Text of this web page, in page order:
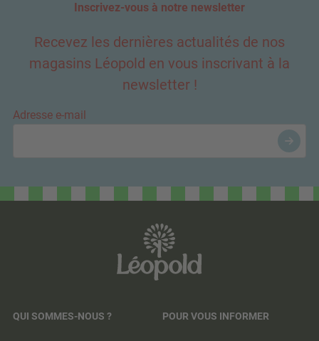
Inscrivez-vous à notre newsletter
Recevez les dernières actualités de nos
magasins Léopold en vous inscrivant à la
newsletter !
Adresse e-mail
QUI SOMMES-NOUS ? POUR VOUS INFORMER